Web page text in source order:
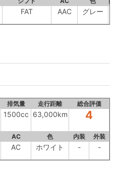
FAT AAC グレー
排気量 走行距離 総合評価
1500cc 63,000km 4
AC 色 内装 外装
AC ホワイト - -